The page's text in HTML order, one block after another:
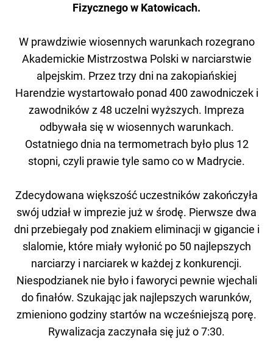
Fizycznego w Katowicach.
W prawdziwie wiosennych warunkach rozegrano
Akademickie Mistrzostwa Polski w narciarstwie
alpejskim. Przez trzy dni na zakopiańskiej
Harendzie wystartowało ponad 400 zawodniczek i
zawodników z 48 uczelni wyższych. Impreza
odbywała się w wiosennych warunkach.
Ostatniego dnia na termometrach było plus 12
stopni, czyli prawie tyle samo co w Madrycie.
Zdecydowana większość uczestników zakończyła
swój udział w imprezie już w środę. Pierwsze dwa
dni przebiegały pod znakiem eliminacji w gigancie i
slalomie, które miały wyłonić po 50 najlepszych
narciarzy i narciarek w każdej z konkurencji.
Niespodzianek nie było i faworyci pewnie wjechali
do finałów. Szukając jak najlepszych warunków,
zmieniono godziny startów na wcześniejszą porę.
Rywalizacja zaczynała się już o 7:30.